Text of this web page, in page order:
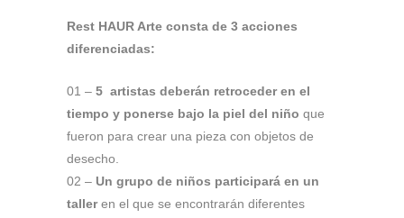
Rest HAUR Arte consta de 3 acciones
diferenciadas:
01 – 5 artistas deberán retroceder en el
tiempo y ponerse bajo la piel del niño que
fueron para crear una pieza con objetos de
desecho.
02 – Un grupo de niños participará en un
talleren el que se encontrarán diferentes